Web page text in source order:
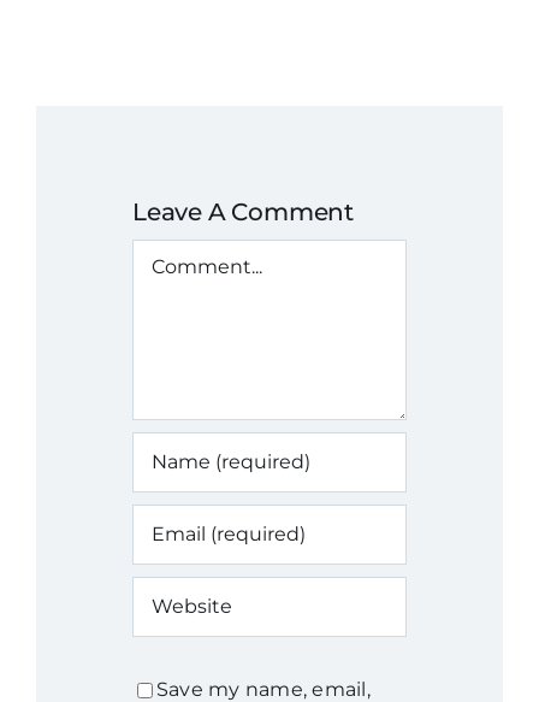
Leave A Comment
Comment
Save my name, email,